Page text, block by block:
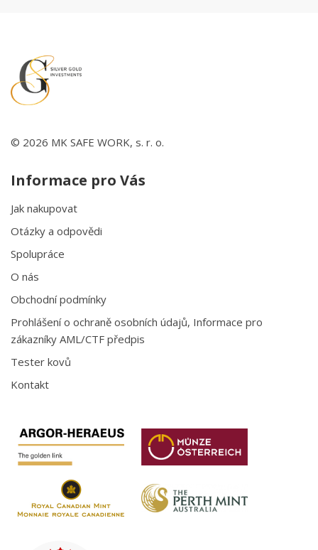
© 2026 MK SAFE WORK, s. r. o.
Informace pro Vás
Jak nakupovat
Otázky a odpovědi
Spolupráce
O nás
Obchodní podmínky
Prohlášení o ochraně osobních údajů, Informace pro
zákazníky AML/CTF předpis
Tester kovů
Kontakt